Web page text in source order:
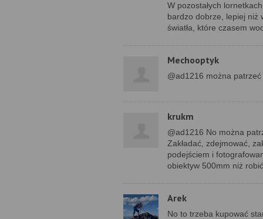
W pozostałych
bardzo dobrze, lepiej niż
światła, które czasem
Mechooptyk
@ad1216 można
krukm
@ad1216 No można
Zakładać, zdejmować,
podejściem i
obiektyw 500mm niż
Arek
No to trzeba kupować